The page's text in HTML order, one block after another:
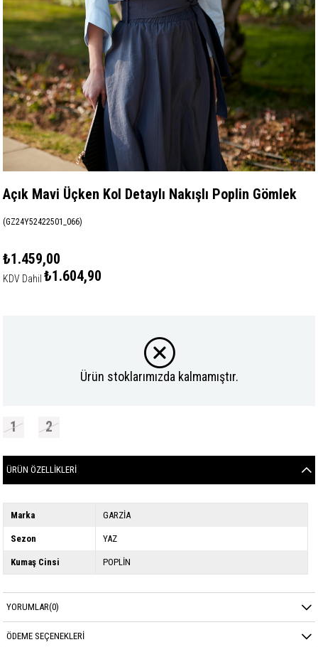
Açık Mavi Üçken Kol Detaylı Nakışlı Poplin Gömlek
(GZ24Y52422501_066)
₺1.459,00
KDV Dahil ₺1.604,90
Ürün stoklarımızda kalmamıştır.
1 2
ÜRÜN ÖZELLIKLERI
Marka GARZİA
Sezon YAZ
Kumaş Cinsi POPLİN
YORUMLAR(0)
ÖDEME SEÇENEKLERI